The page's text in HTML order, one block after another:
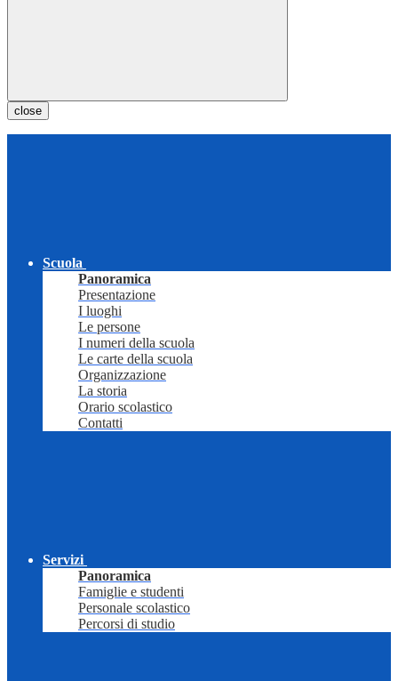
close
Scuola
Panoramica
Presentazione
I luoghi
Le persone
I numeri della scuola
Le carte della scuola
Organizzazione
La storia
Orario scolastico
Contatti
Servizi
Panoramica
Famiglie e studenti
Personale scolastico
Percorsi di studio